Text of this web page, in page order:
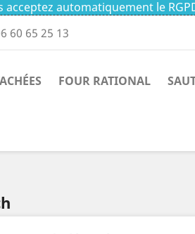
acceptez automatiquement le
60 65 25 13
FOUR RATIONAL